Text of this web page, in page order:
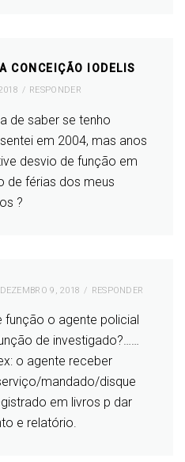
CONCEIÇÃO IODELIS
RESPONDER
de saber se tenho
em 2004, mas anos
desvio de função em
de férias dos meus
?
DEZEMBRO 9, 2018 RESPONDER
função o agente policial
de investigado?……
o agente receber
mandado/disque
em livros p dar
e relatório.